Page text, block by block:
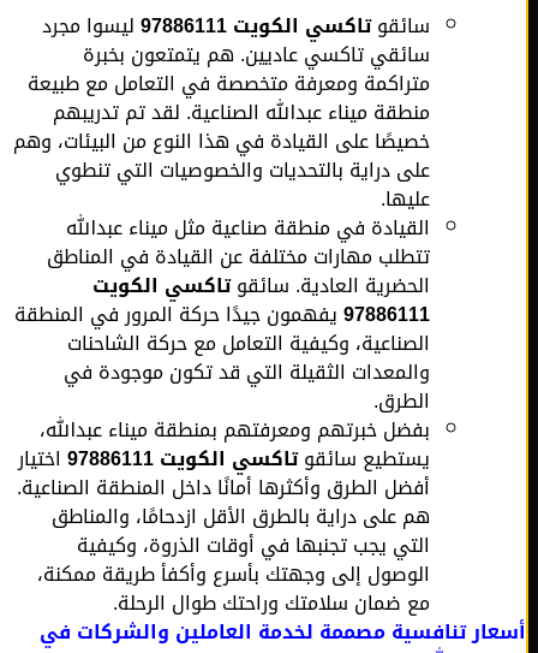
سائقوتاكسي الكويت 97886111 ليسوا مجرد
سائقي تاكسي عاديين. هم يتمتعون بخبرة
متراكمة ومعرفة متخصصة في التعامل مع طبيعة
منطقة ميناء عبدالله الصناعية. لقد تم تدريبهم
خصيصًا على القيادة في هذا النوع من البيئات، وهم
على دراية بالتحديات والخصوصيات التي تنطوي
عليها.
القيادة في منطقة صناعية مثل ميناء عبدالله
تتطلب مهارات مختلفة عن القيادة في المناطق
الحضرية العادية. سائقوتاكسي الكويت
97886111يفهمون جيدًا حركة المرور في المنطقة
الصناعية، وكيفية التعامل مع حركة الشاحنات
والمعدات الثقيلة التي قد تكون موجودة في
الطرق.
بفضل خبرتهم ومعرفتهم بمنطقة ميناء عبدالله،
يستطيع سائقوتاكسي الكويت 97886111 اختيار
أفضل الطرق وأكثرها أمانًا داخل المنطقة الصناعية.
هم على دراية بالطرق الأقل ازدحامًا، والمناطق
التي يجب تجنبها في أوقات الذروة، وكيفية
الوصول إلى وجهتك بأسرع وأكفأ طريقة ممكنة،
مع ضمان سلامتك وراحتك طوال الرحلة.
تنافسية مصممة لخدمة العاملين والشركات في